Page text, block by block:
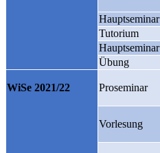
Hauptseminar
Tutorium
Hauptseminar
Übung
WiSe 2021/22 Proseminar
Vorlesung